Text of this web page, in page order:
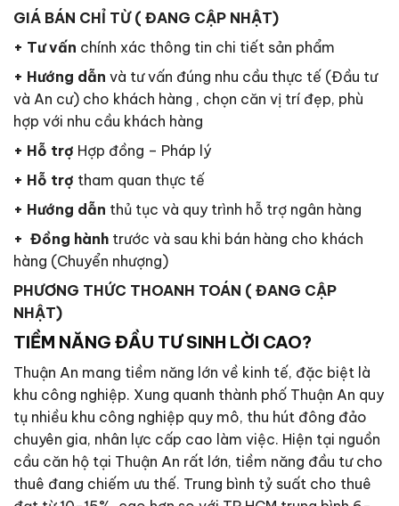
GIÁ BÁN CHỈ TỪ ( ĐANG CẬP NHẬT)
+ Tư vấn chính xác thông tin chi tiết sản phẩm
+ Hướng dẫn và tư vấn đúng nhu cầu thực tế (Đầu tư
và An cư) cho khách hàng , chọn căn vị trí đẹp, phù
hợp với nhu cầu khách hàng
+ Hỗ trợ Hợp đồng – Pháp lý
+ Hỗ trợ tham quan thực tế
+ Hướng dẫn thủ tục và quy trình hỗ trợ ngân hàng
+ Đồng hành trước và sau khi bán hàng cho khách
hàng (Chuyển nhượng)
PHƯƠNG THỨC THOANH TOÁN ( ĐANG CẬP
NHẬT)
TIỀM NĂNG ĐẦU TƯ SINH LỜI CAO?
Thuận An mang tiềm năng lớn về kinh tế, đặc biệt là
khu công nghiệp. Xung quanh thành phố Thuận An quy
tụ nhiều khu công nghiệp quy mô, thu hút đông đảo
chuyên gia, nhân lực cấp cao làm việc. Hiện tại nguồn
cầu căn hộ tại Thuận An rất lớn, tiềm năng đầu tư cho
thuê đang chiếm ưu thế. Trung bình tỷ suất cho thuê